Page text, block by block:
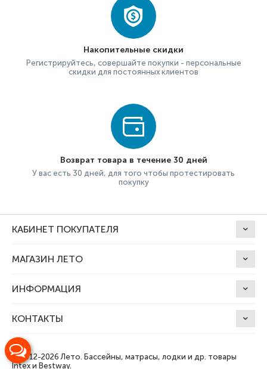
Накопительные скидки
Регистрируйтесь, совершайте покупки - персональные
скидки для постоянных клиентов
Возврат товара в течение 30 дней
У вас есть 30 дней, для того чтобы протестировать
покупку
КАБИНЕТ ПОКУПАТЕЛЯ
МАГАЗИН ЛЕТО
ИНФОРМАЦИЯ
КОНТАКТЫ
© 2012-2026 Лето. Бассейны, матрасы, лодки и др. товары
Intex и Bestway.